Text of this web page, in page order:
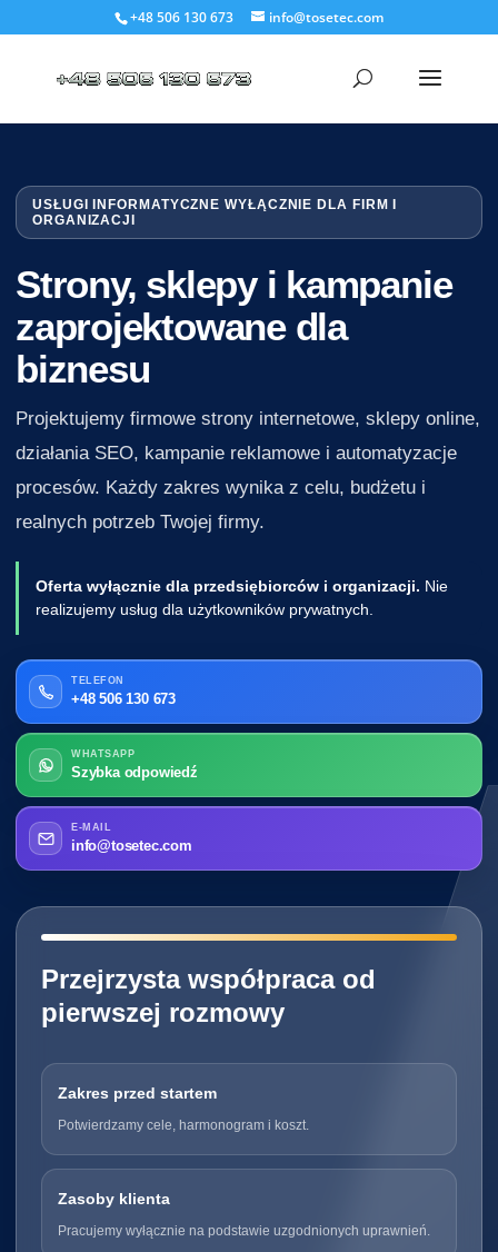
+48 506 130 673 info@tosetec.com
USŁUGI INFORMATYCZNE WYŁĄCZNIE DLA FIRM I
ORGANIZACJI
Strony, sklepy i kampanie
zaprojektowane dla
biznesu
Projektujemy firmowe strony internetowe, sklepy online,
działania SEO, kampanie reklamowe i automatyzacje
procesów. Każdy zakres wynika z celu, budżetu i
realnych potrzeb Twojej firmy.
Oferta wyłącznie dla przedsiębiorców i organizacji. Nie
realizujemy usług dla użytkowników prywatnych.
TELEFON
+48 506 130 673
WHATSAPP
Szybka odpowiedź
E-MAIL
info@tosetec.com
━━━━━━━━━━━━━━━━━━━━━━━━━━━━
Przejrzysta współpraca od
pierwszej rozmowy
Zakres przed startem
Potwierdzamy cele, harmonogram i koszt.
Zasoby klienta
Pracujemy wyłącznie na podstawie uzgodnionych uprawnień.